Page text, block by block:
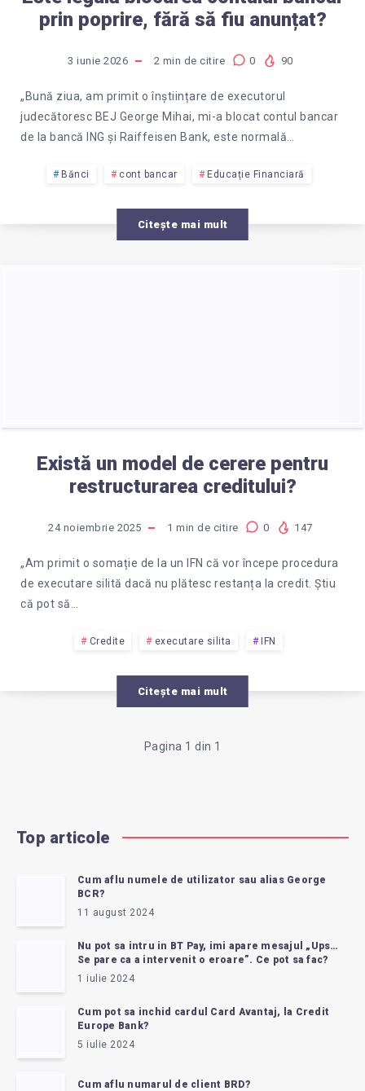
prin poprire, fără să fiu anunțat?
3 iunie 2026 2 min de citire 0 90
„Bună ziua, am primit o înștiințare de executorul
judecătoresc BEJ George Mihai, mi-a blocat contul bancar
de la bancă ING și Raiffeisen Bank, este normală…
Bănci cont bancar Educație Financiară
Citește mai mult
Există un model de cerere pentru
restructurarea creditului?
24 noiembrie 2025 1 min de citire 0 147
„Am primit o somație de la un IFN că vor începe procedura
de executare silită dacă nu plătesc restanța la credit. Știu
că pot să…
Credite executare silita IFN
Citește mai mult
Pagina 1 din 1
Top articole
Cum aflu numele de utilizator sau alias George
BCR?
11 august 2024
Nu pot sa intru in BT Pay, imi apare mesajul „Ups…
Se pare ca a intervenit o eroare”. Ce pot sa fac?
1 iulie 2024
Cum pot sa inchid cardul Card Avantaj, la Credit
Europe Bank?
5 iulie 2024
Cum aflu numarul de client BRD?